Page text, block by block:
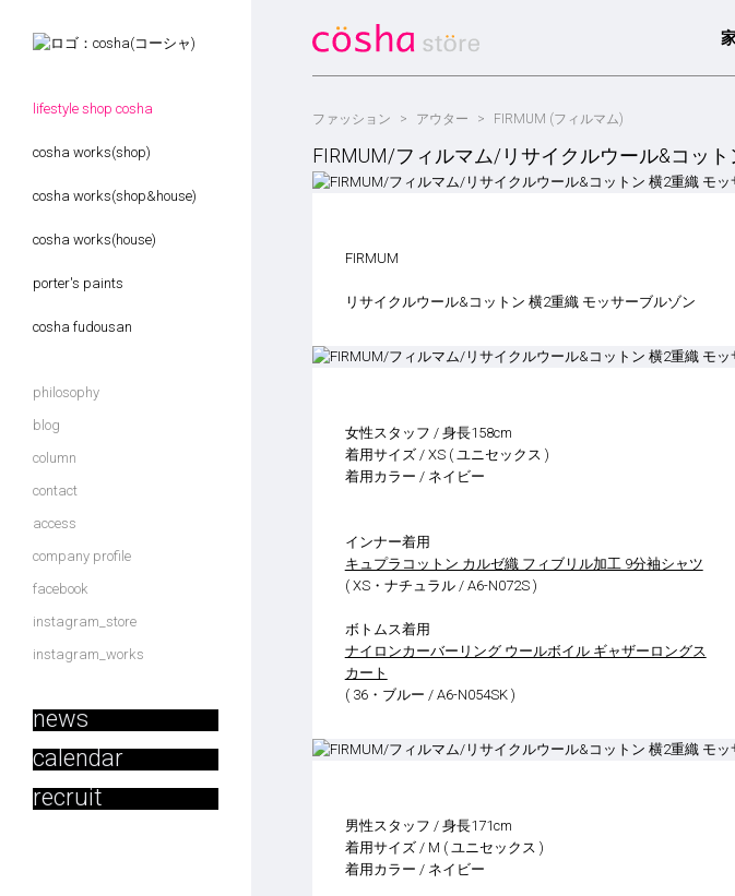
lifestyle shop cosha
cosha works(shop)
cosha works(shop&house)
cosha works(house)
porter's paints
cosha fudousan
philosophy
blog
column
contact
access
company profile
facebook
instagram_store
instagram_works
news
calendar
recruit
ファッション アウター FIRMUM (フィルマム)
FIRMUM/フィルマム/リサイクルウール&コッ
FIRMUM
リサイクルウール&コットン 横2重織 モッサーブルゾン
女性スタッフ / 身長158cm
着用サイズ / XS ( ユニセックス )
着用カラー / ネイビー
インナー着用
キュプラコットン カルゼ織 フィブリル加工 9分袖シャツ
( XS・ナチュラル / A6-N072S )
ボトムス着用
ナイロンカーバーリング ウールボイル ギャザーロングス
カート
( 36・ブルー / A6-N054SK )
男性スタッフ / 身長171cm
着用サイズ / M ( ユニセックス )
着用カラー / ネイビー